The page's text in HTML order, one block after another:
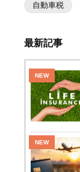
自動車税
最新記事